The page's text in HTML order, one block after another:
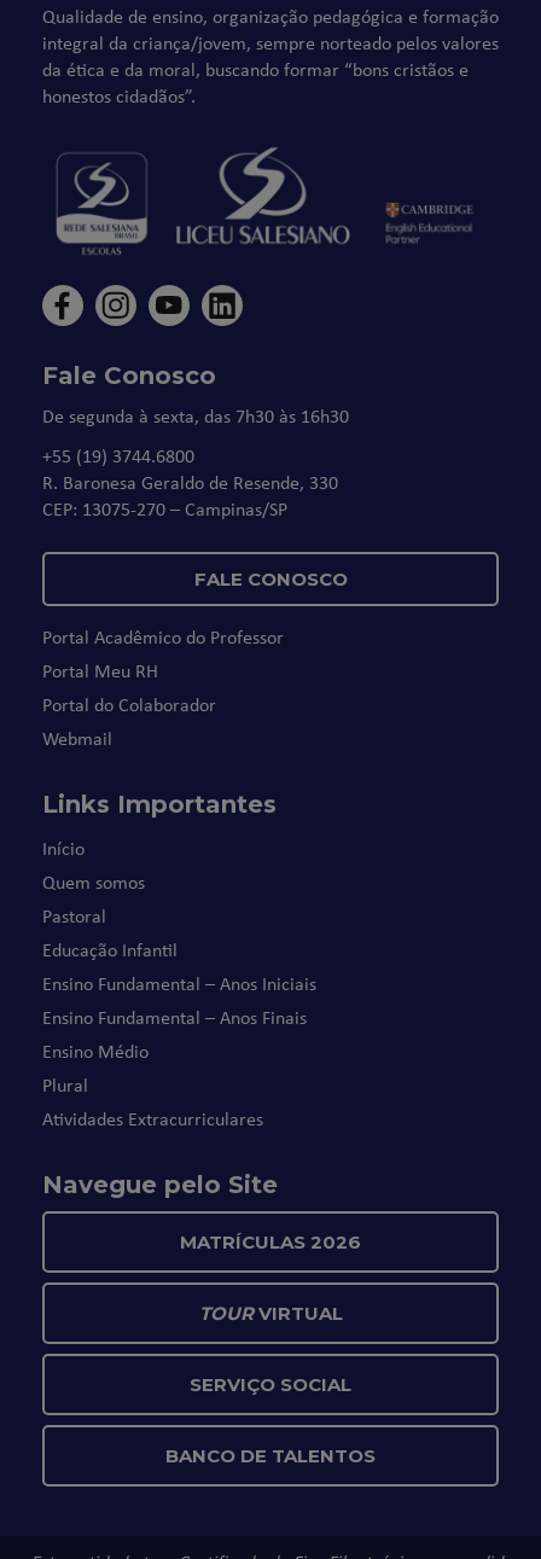
Qualidade de ensino, organização pedagógica e formação
integral da criança/jovem, sempre norteado pelos valores
da ética e da moral, buscando formar “bons cristãos e
honestos cidadãos”.
Fale Conosco
De segunda à sexta, das 7h30 às 16h30
+55 (19) 3744.6800
R. Baronesa Geraldo de Resende, 330
CEP: 13075-270 – Campinas/SP
FALE CONOSCO
Portal Acadêmico do Professor
Portal Meu RH
Portal do Colaborador
Webmail
Links Importantes
Início
Quem somos
Pastoral
Educação Infantil
Ensino Fundamental – Anos Iniciais
Ensino Fundamental – Anos Finais
Ensino Médio
Plural
Atividades Extracurriculares
Navegue pelo Site
MATRÍCULAS 2026
TOURVIRTUAL
SERVIÇO SOCIAL
BANCO DE TALENTOS